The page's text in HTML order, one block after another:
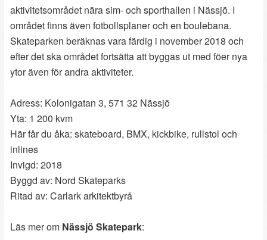
aktivitetsområdet nära sim- och sporthallen i Nässjö. I
området finns även fotbollsplaner och en boulebana.
Skateparken beräknas vara färdig i november 2018 och
efter det ska området fortsätta att byggas ut med föer nya
ytor även för andra aktiviteter.
Adress: Kolonigatan 3, 571 32 Nässjö
Yta: 1 200 kvm
Här får du åka: skateboard, BMX, kickbike, rullstol och
inlines
Invigd: 2018
Byggd av: Nord Skateparks
Ritad av: Carlark arkitektbyrå
Läs mer om Nässjö Skatepark: